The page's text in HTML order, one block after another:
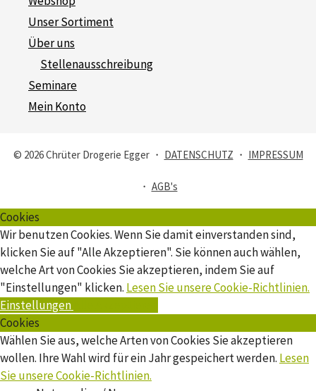
Unser Sortiment
Über uns
Stellenausschreibung
Seminare
Mein Konto
© 2026 Chrüter Drogerie Egger ・ DATENSCHUTZ ・ IMPRESSUM
・ AGB's
Cookies
Wir benutzen Cookies. Wenn Sie damit einverstanden sind,
klicken Sie auf "Alle Akzeptieren". Sie können auch wählen,
welche Art von Cookies Sie akzeptieren, indem Sie auf
"Einstellungen" klicken. Lesen Sie unsere Cookie-Richtlinien.
Einstellungen
Cookies
Wählen Sie aus, welche Arten von Cookies Sie akzeptieren
wollen. Ihre Wahl wird für ein Jahr gespeichert werden. Lesen
Sie unsere Cookie-Richtlinien.